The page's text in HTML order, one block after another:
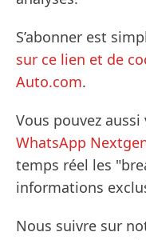
S’abonner est
sur ce lien et de
Auto.com.
Vous pouvez
WhatsApp
temps réel les
informations
Nous suivre sur